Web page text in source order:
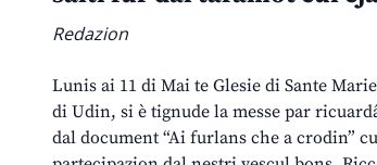
Redazion
Lunis ai 11 di Mai te Glesie di Sante
di Udin, si è tignude la messe par
dal document “Ai furlans che a crodin”